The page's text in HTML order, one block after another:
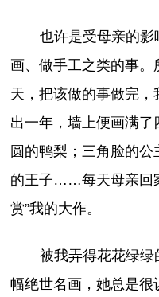
也许是受母亲的
画、做手工之类的事
天，把该做的事做完
出一年，墙上便画满了
圆的鸭梨；三角脸的
的王子……每天母亲回
赏”我的大作。
被我弄得花花绿
幅绝世名画，她总是